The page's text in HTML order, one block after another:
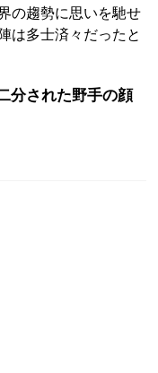
の趨勢に思いを馳せ
は多士済々だったと
分された野手の顔